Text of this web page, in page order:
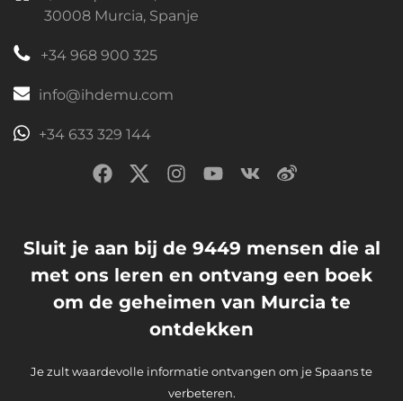
30008 Murcia, Spanje
+34 968 900 325
info@ihdemu.com
+34 633 329 144
Sluit je aan bij de 9449 mensen die al
met ons leren en ontvang een boek
om de geheimen van Murcia te
ontdekken
Je zult waardevolle informatie ontvangen om je Spaans te
verbeteren.